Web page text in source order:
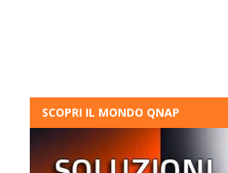
SCOPRI IL MONDO QNAP